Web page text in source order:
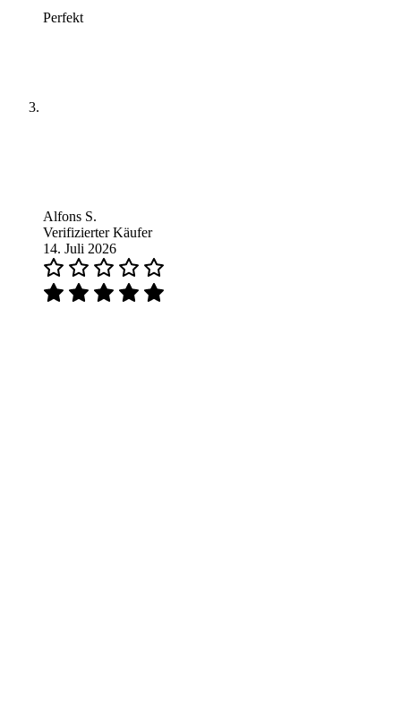
Perfekt
Alfons S.
Verifizierter Käufer
14. Juli 2026